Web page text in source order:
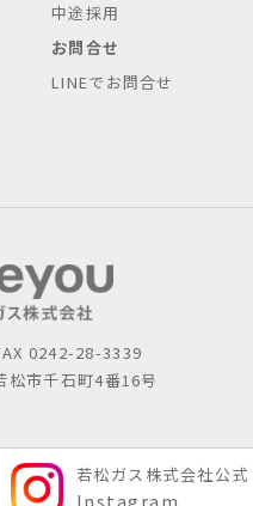
中途採用
お問合せ
LINEでお問合せ
0242-28-3339
松市千石町4番16号
若松ガス株式会社公式
Instagram